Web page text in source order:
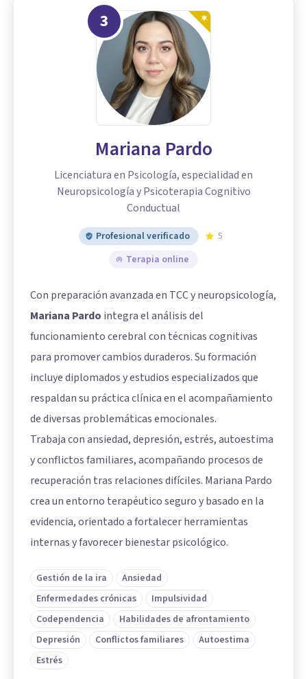
3
Mariana Pardo
Licenciatura en Psicología, especialidad en
Neuropsicología y Psicoterapia Cognitivo
Conductual
Profesional verificado
5
Terapia online
Con preparación avanzada en TCC y neuropsicología,
Mariana Pardo integra el análisis del
funcionamiento cerebral con técnicas cognitivas
para promover cambios duraderos. Su formación
incluye diplomados y estudios especializados que
respaldan su práctica clínica en el acompañamiento
de diversas problemáticas emocionales.
Trabaja con ansiedad, depresión, estrés, autoestima
y conflictos familiares, acompañando procesos de
recuperación tras relaciones difíciles. Mariana Pardo
crea un entorno terapéutico seguro y basado en la
evidencia, orientado a fortalecer herramientas
internas y favorecer bienestar psicológico.
Gestión de la ira
Ansiedad
Enfermedades crónicas
Impulsividad
Codependencia
Habilidades de afrontamiento
Depresión
Conflictos familiares
Autoestima
Estrés